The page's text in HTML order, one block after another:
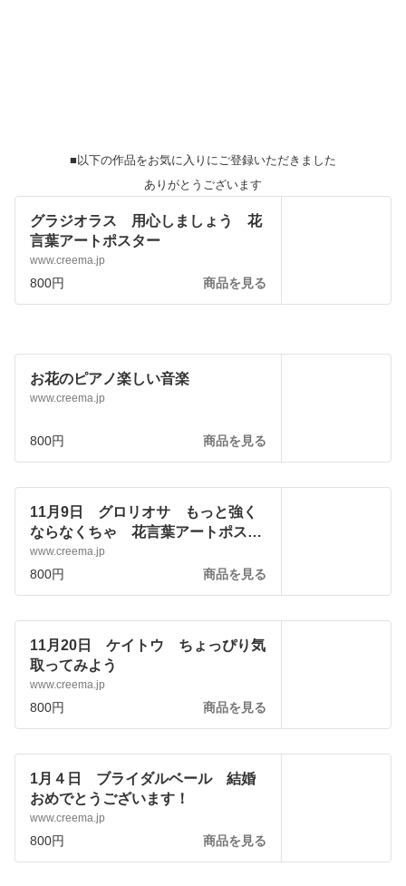
■以下の作品をお気に入りにご登録いただきました
ありがとうございます
グラジオラス 用心しましょう 花
言葉アートポスター
www.creema.jp
800円 商品を見る
お花のピアノ楽しい音楽
www.creema.jp
800円 商品を見る
11月9日 グロリオサ もっと強く
ならなくちゃ 花言葉アートポスタ
ー
www.creema.jp
800円 商品を見る
11月20日 ケイトウ ちょっぴり気
取ってみよう
www.creema.jp
800円 商品を見る
1月４日 ブライダルベール 結婚
おめでとうございます！
www.creema.jp
800円 商品を見る